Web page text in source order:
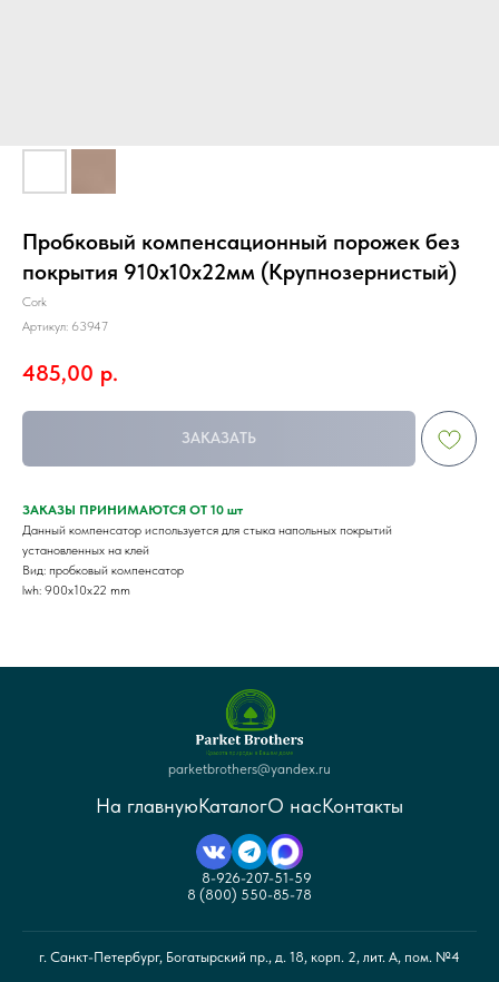
Пробковый компенсационный порожек без
покрытия 910x10x22мм (Крупнозернистый)
Cork
Артикул: 63947
485,00 р.
ЗАКАЗАТЬ
ЗАКАЗЫ ПРИНИМАЮТСЯ ОТ 10 шт
Данный компенсатор используется для стыка напольных покрытий
установленных на клей
Вид: пробковый компенсатор
lwh: 900x10x22 mm
parketbrothers@yandex.ru
На главнуюКаталогО насКонтакты
8-926-207-51-59
8 (800) 550-85-78
г. Санкт-Петербург, Богатырский пр., д. 18, корп. 2, лит. А, пом. №4